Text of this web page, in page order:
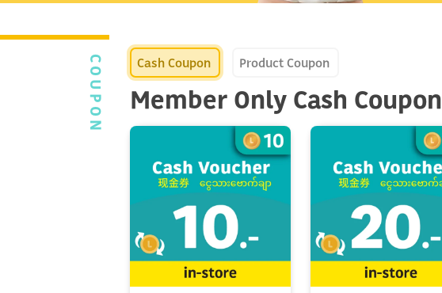
COUPON Cash Coupon Product Coupon
Member Only Cash Coupon